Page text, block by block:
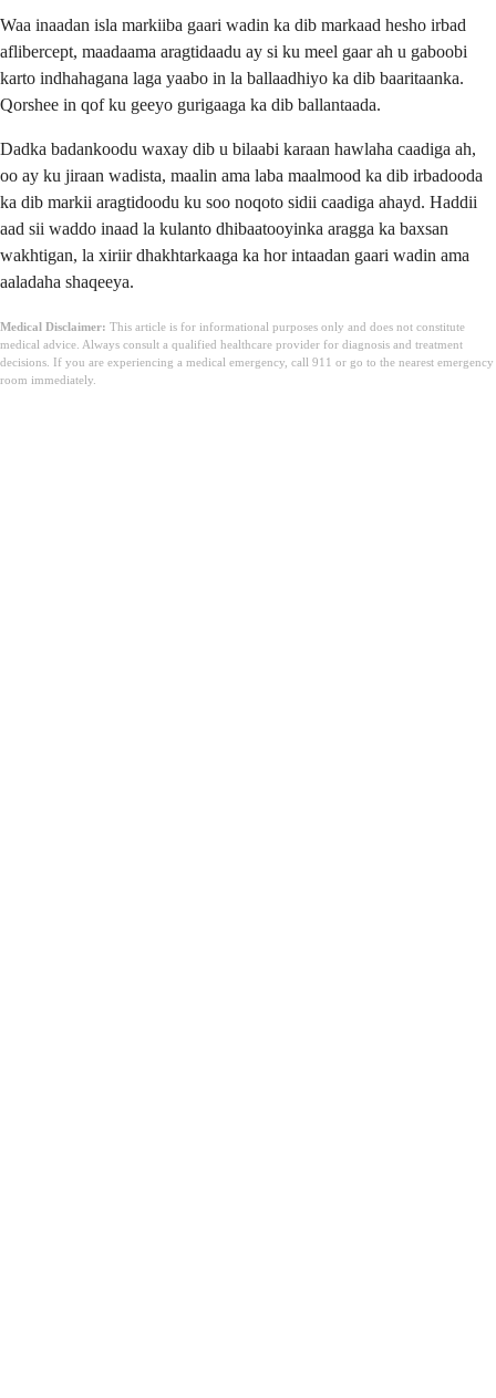
Waa inaadan isla markiiba gaari wadin ka dib markaad hesho irbad
aflibercept, maadaama aragtidaadu ay si ku meel gaar ah u gaboobi
karto indhahagana laga yaabo in la ballaadhiyo ka dib baaritaanka.
Qorshee in qof ku geeyo gurigaaga ka dib ballantaada.
Dadka badankoodu waxay dib u bilaabi karaan hawlaha caadiga ah,
oo ay ku jiraan wadista, maalin ama laba maalmood ka dib irbadooda
ka dib markii aragtidoodu ku soo noqoto sidii caadiga ahayd. Haddii
aad sii waddo inaad la kulanto dhibaatooyinka aragga ka baxsan
wakhtigan, la xiriir dhakhtarkaaga ka hor intaadan gaari wadin ama
aaladaha shaqeeya.
Medical Disclaimer: This article is for informational purposes only and does not constitute
medical advice. Always consult a qualified healthcare provider for diagnosis and treatment
decisions. If you are experiencing a medical emergency, call 911 or go to the nearest emergency
room immediately.